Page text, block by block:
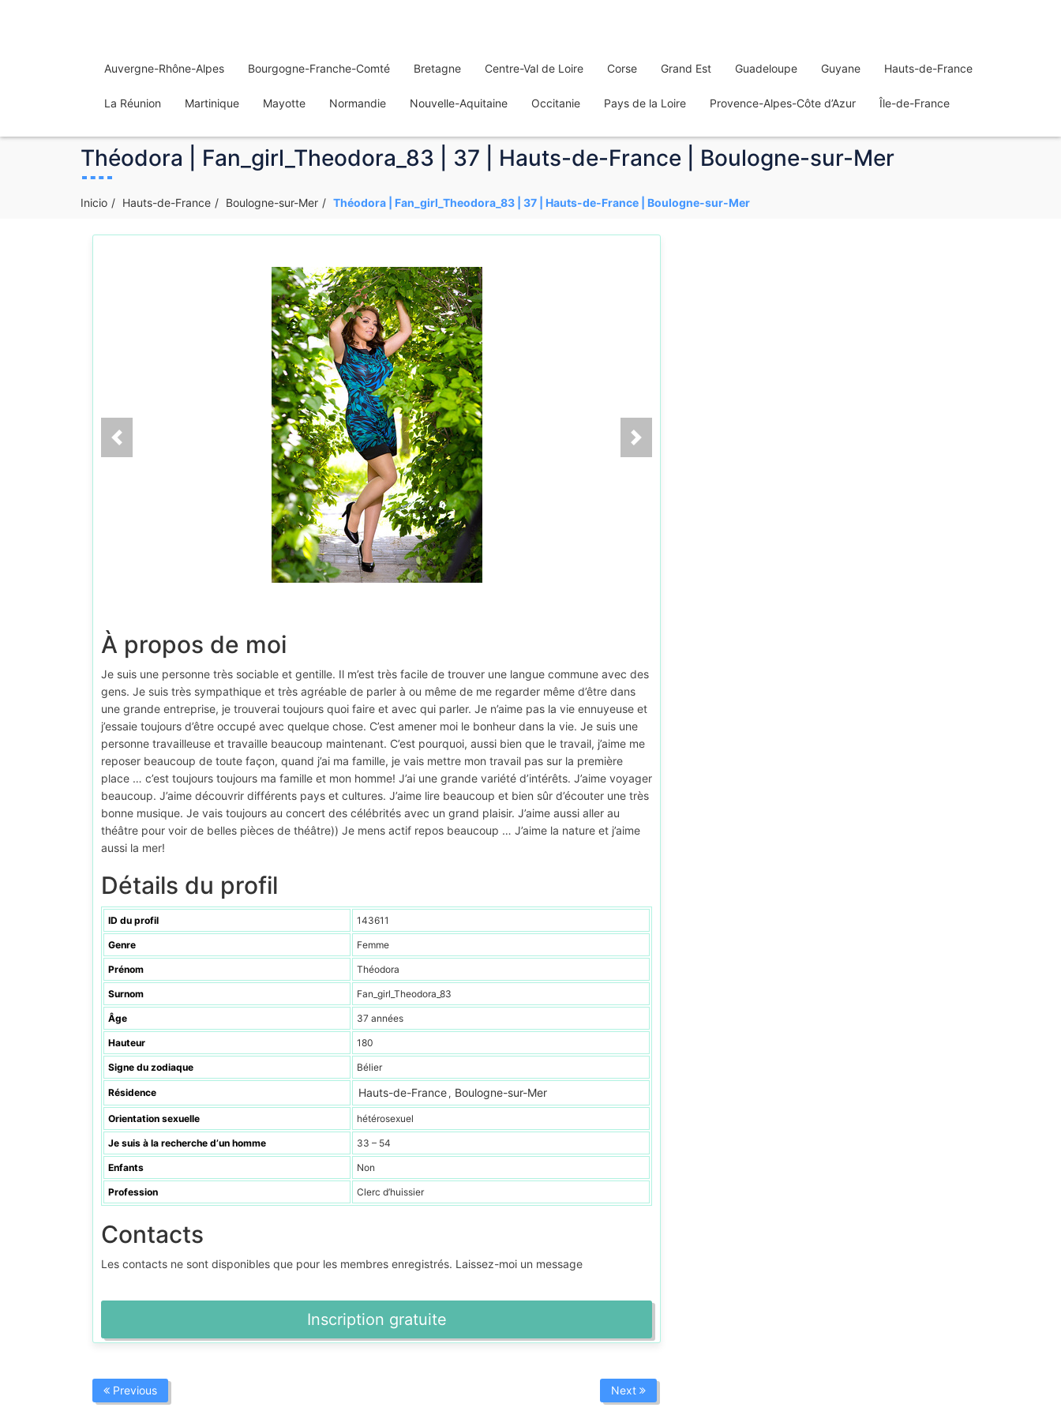
Auvergne-Rhône-Alpes Bourgogne-Franche-Comté Bretagne Centre-Val de Loire Corse Grand Est Guadeloupe Guyane Hauts-de-France
La Réunion Martinique Mayotte Normandie Nouvelle-Aquitaine Occitanie Pays de la Loire Provence-Alpes-Côte d’Azur Île-de-France
Théodora | Fan_girl_Theodora_83 | 37 | Hauts-de-France | Boulogne-sur-Mer
Inicio Hauts-de-France Boulogne-sur-Mer Théodora | Fan_girl_Theodora_83 | 37 | Hauts-de-France | Boulogne-sur-Mer
À propos de moi
Je suis une personne très sociable et gentille. Il m’est très facile de trouver une langue commune avec des
gens. Je suis très sympathique et très agréable de parler à ou même de me regarder même d’être dans
une grande entreprise, je trouverai toujours quoi faire et avec qui parler. Je n’aime pas la vie ennuyeuse et
j’essaie toujours d’être occupé avec quelque chose. C’est amener moi le bonheur dans la vie. Je suis une
personne travailleuse et travaille beaucoup maintenant. C’est pourquoi, aussi bien que le travail, j’aime me
reposer beaucoup de toute façon, quand j’ai ma famille, je vais mettre mon travail pas sur la première
place … c’est toujours toujours ma famille et mon homme! J’ai une grande variété d’intérêts. J’aime voyager
beaucoup. J’aime découvrir différents pays et cultures. J’aime lire beaucoup et bien sûr d’écouter une très
bonne musique. Je vais toujours au concert des célébrités avec un grand plaisir. J’aime aussi aller au
théâtre pour voir de belles pièces de théâtre)) Je mens actif repos beaucoup … J’aime la nature et j’aime
aussi la mer!
Détails du profil
ID du profil 143611
Genre Femme
Prénom Théodora
Surnom Fan_girl_Theodora_83
Âge 37 années
Hauteur 180
Signe du zodiaque Bélier
Résidence Hauts-de-France , Boulogne-sur-Mer
Orientation sexuelle hétérosexuel
Je suis à la recherche d’un homme 33 – 54
Enfants Non
Profession Clerc d’huissier
Contacts
Les contacts ne sont disponibles que pour les membres enregistrés. Laissez-moi un message
Inscription gratuite
Previous Next